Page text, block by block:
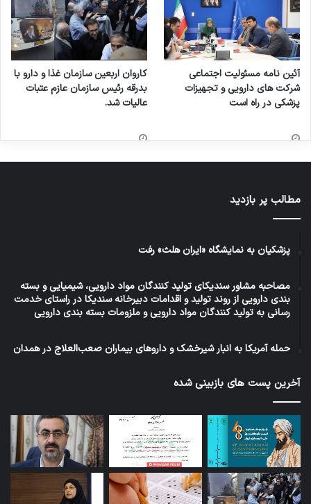
آئین نامه مسئولیت اجتماعی
شرکت های دارویی و تجهیزات
پزشکی در راه است
کاروان اربعین سازمان غذا و دارو با
بدرقه رئیس سازمان عازم عتبات
عالیات شد.
مطالب پر بازدید
پزشکیان به نمایشگاه «ایران هلث» رفت
مصاحبه مشاور سندیکای تولید کنندگان مواد دارویی، شیمیایی و بسته
بندی دارویی از روند تولید و اقدامات دبیرخانه سندیکا در راستای خدمت
رسانی به تولید کنندگان مواد دارویی و ملزومات بسته بندی دارویی
حمله آمریکا به انبار شیرخشک و داروهای بیماران صعب‌العلاج در همدان
آخرین پست های بازبینی شده